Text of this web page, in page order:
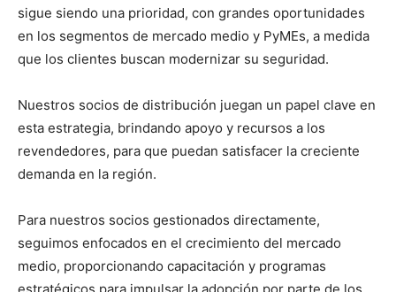
sigue siendo una prioridad, con grandes oportunidades
en los segmentos de mercado medio y PyMEs, a medida
que los clientes buscan modernizar su seguridad.
Nuestros socios de distribución juegan un papel clave en
esta estrategia, brindando apoyo y recursos a los
revendedores, para que puedan satisfacer la creciente
demanda en la región.
Para nuestros socios gestionados directamente,
seguimos enfocados en el crecimiento del mercado
medio, proporcionando capacitación y programas